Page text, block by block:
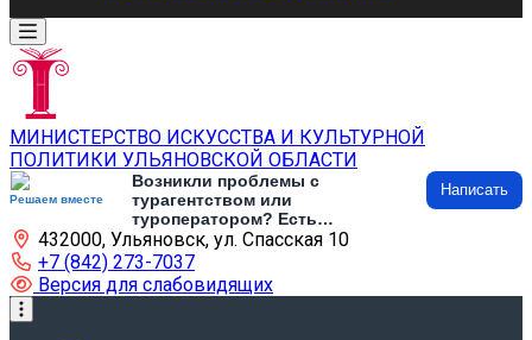
МИНИСТЕРСТВО ИСКУССТВА И КУЛЬТУРНОЙ
ПОЛИТИКИ УЛЬЯНОВСКОЙ ОБЛАСТИ
Решаем вместе
Возникли проблемы с
турагентством или
туроператором? Есть
предложения по развитию
туризма и туристической
инфраструктуры? Напишите об
этом
Написать
432000, Ульяновск, ул. Спасская 10
+7 (842) 273-7037
Версия для слабовидящих